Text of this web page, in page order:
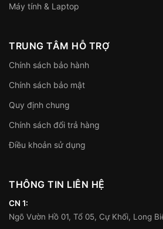
Máy tính & Laptop
TRUNG TÂM HỖ TRỢ
Chính sách bảo hành
Chính sách bảo mật
Quy định chung
Chính sách đổi trả hàng
Điều khoản sử dụng
THÔNG TIN LIÊN HỆ
CN 1:
Ngõ Vườn Hồ 01, Tổ 05, Cự Khối, Long